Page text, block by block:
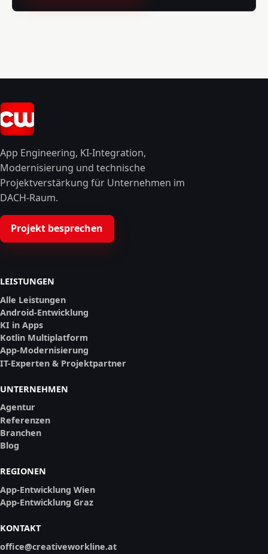
App Engineering, KI-Integration,
Modernisierung und technische
Projektverstärkung für Unternehmen im
DACH-Raum.
Projekt besprechen
LEISTUNGEN
Alle Leistungen
Android-Entwicklung
KI in Apps
Kotlin Multiplatform
App-Modernisierung
IT-Experten & Projektpartner
UNTERNEHMEN
Agentur
Referenzen
Branchen
Blog
REGIONEN
App-Entwicklung Wien
App-Entwicklung Graz
KONTAKT
office@creativeworkline.at